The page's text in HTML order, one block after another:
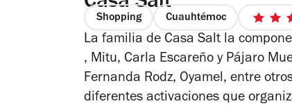
Shopping Cuauhtémoc
La familia de Casa Salt la
, Mitu, Carla Escareño y Pájaro
Fernanda Rodz, Oyamel, entre
diferentes activaciones que